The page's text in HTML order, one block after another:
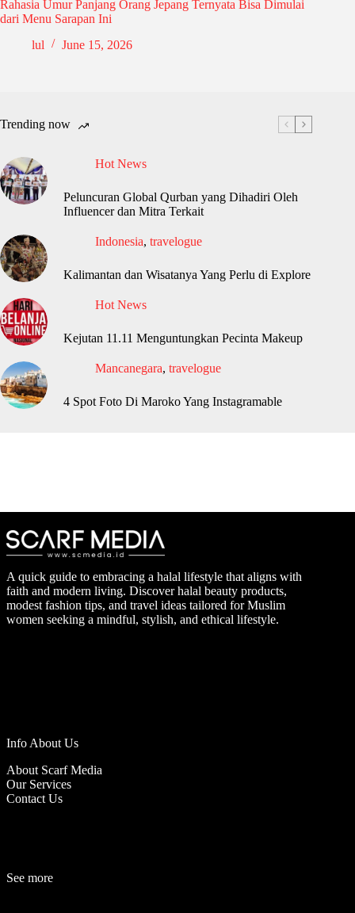
Rahasia Umur Panjang Orang Jepang Ternyata Bisa Dimulai
dari Menu Sarapan Ini
lul
June 15, 2026
Trending now
Hot News
Peluncuran Global Qurban yang Dihadiri Oleh
Influencer dan Mitra Terkait
Indonesia, travelogue
Kalimantan dan Wisatanya Yang Perlu di Explore
Hot News
Kejutan 11.11 Menguntungkan Pecinta Makeup
Mancanegara, travelogue
4 Spot Foto Di Maroko Yang Instagramable
A quick guide to embracing a halal lifestyle that aligns with
faith and modern living. Discover halal beauty products,
modest fashion tips, and travel ideas tailored for Muslim
women seeking a mindful, stylish, and ethical lifestyle.
Info About Us
About Scarf Media
Our Services
Contact Us
See more